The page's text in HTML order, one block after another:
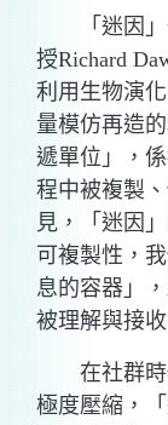
「迷因」
授Richard
利用生物演
量模仿再造
遞單位」，
程中被複製
見，「迷因
可複製性，
息的容器」
被理解與接收
在社群時
極度壓縮，